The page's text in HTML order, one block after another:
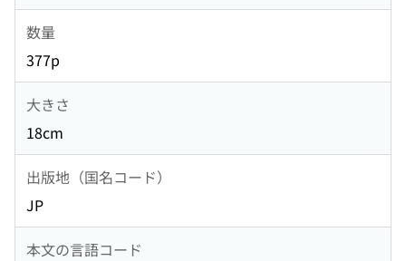
数量
377p
大きさ
18cm
出版地（国名コード）
JP
本文の言語コード